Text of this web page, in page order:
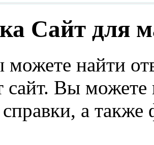
Сайт для
можете найти
сайт. Вы можете
а